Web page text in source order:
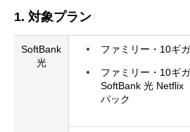
1. 対象プラン
SoftBank
光
ファミリー・10ギガ
ファミリー・10ギガ
SoftBank 光 Netflix
パック